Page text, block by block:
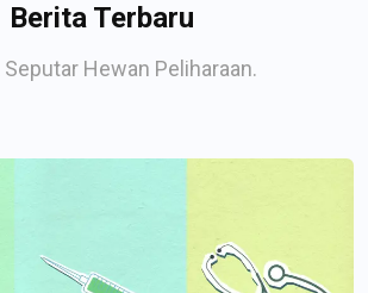
Berita Terbaru
Seputar Hewan Peliharaan.